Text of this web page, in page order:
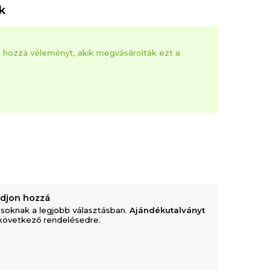
hozzá véleményt, akik megvásárolták ezt a
hozzá
a legjobb választásban.Ajándékutalványt
rendelésedre.